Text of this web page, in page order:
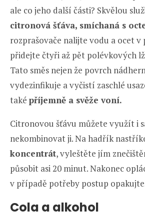
ale co jeho další části? Skvělou
citronová šťáva, smíchaná s
rozprašovače nalijte vodu a ocet v
přidejte čtyři až pět polévkových
Tato směs nejen že povrch
vydezinfikuje a vyčistí zaschlé
také příjemně a svěže voní.
Citronovou šťávu můžete využít i
nekombinovat ji. Na hadřík
koncentrát, vyleštěte jím
působit asi 20 minut. Nakonec
v případě potřeby postup
Cola a alkohol